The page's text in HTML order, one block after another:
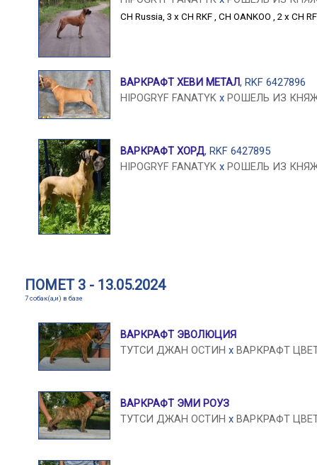
CH Russia, 3 x CH RKF , CH OANKOO , 2 x CH
ВАРКРАФТ ХЕВИ МЕТАЛ, RKF 6427896
HIPOGRYF FANATYK x РОШЕЛЬ ИЗ
ВАРКРАФТ ХОРД, RKF 6427895
HIPOGRYF FANATYK x РОШЕЛЬ ИЗ
ПОМЕТ 3 - 13.05.2024
7 собак(а,и) в базе
ВАРКРАФТ ЭВОЛЮЦИЯ
ТУТСИ ДЖАН ОСТИН x ВАРКРАФТ
ВАРКРАФТ ЭМИ РОУЗ
ТУТСИ ДЖАН ОСТИН x ВАРКРАФТ